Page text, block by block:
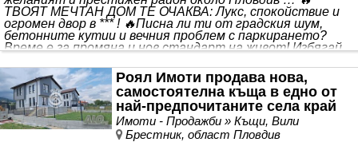
ТВОЯТ МЕЧТАН ДОМ ТЕ ОЧАКВА: Лукс, спокойствие и
огромен двор в *** ! 🔥Писна ли ти от градския шум,
бетонните кутии и вечния проблем с паркирането?
Време е за промяна и нов стандарт на живот! Избягай
въздух, невероятни гледки и само на минути от града! ⭐
ЗАЩО ТОЗИ ИМОТ Е ТОЛКОВА СПЕЦИАЛЕН? ⭐ ✅
ГОТОВА ЗА НАНАСЯНЕ „ДО КЛЮЧ” 🔑Забрави за
майстори, прах, нерви и непредвидени
Роял Имоти продава нова,
самостоятелна къща в едно от
най-предпочитаните села край
Пловдив - с. Брес..
Имоти - Продажби » Къщи, Вили
Брестник, област Пловдив